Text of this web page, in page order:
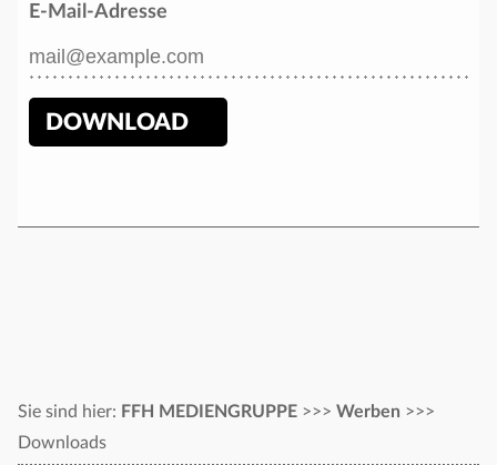
E-Mail-Adresse
Sie sind hier: FFH MEDIENGRUPPE >>> Werben >>>
Downloads